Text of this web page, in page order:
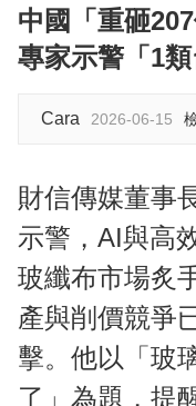
中國「重砸
專家示警「1
Cara 2026-06-15
財信傳媒董事
示警，AI與高
玻纖布市場炙
產與削價競爭
擊。他以「玻
了」為題，提